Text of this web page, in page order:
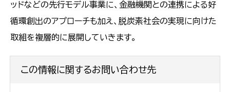
ッドなどの先行モデル事業に、金融機関との連携による好
循環創出のアプローチも加え、脱炭素社会の実現に向けた
取組を複層的に展開していきます。
この情報に関するお問い合わせ先